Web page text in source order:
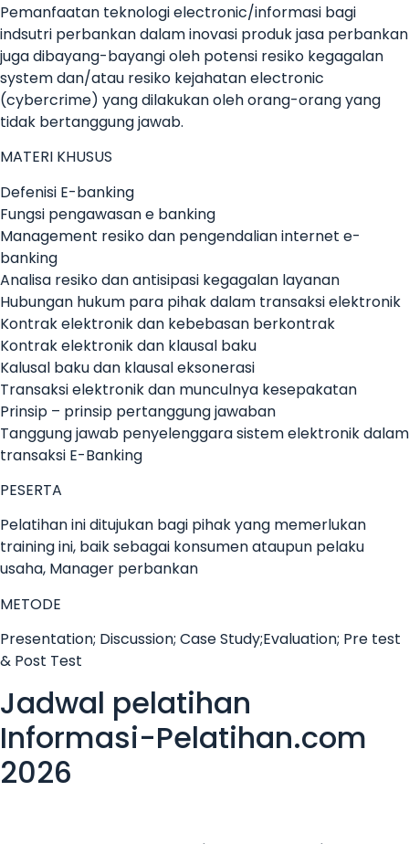
Pemanfaatan teknologi electronic/informasi bagi
indsutri perbankan dalam inovasi produk jasa perbankan
juga dibayang-bayangi oleh potensi resiko kegagalan
system dan/atau resiko kejahatan electronic
(cybercrime) yang dilakukan oleh orang-orang yang
tidak bertanggung jawab.
MATERI KHUSUS
Defenisi E-banking
Fungsi pengawasan e banking
Management resiko dan pengendalian internet e-
banking
Analisa resiko dan antisipasi kegagalan layanan
Hubungan hukum para pihak dalam transaksi elektronik
Kontrak elektronik dan kebebasan berkontrak
Kontrak elektronik dan klausal baku
Kalusal baku dan klausal eksonerasi
Transaksi elektronik dan munculnya kesepakatan
Prinsip – prinsip pertanggung jawaban
Tanggung jawab penyelenggara sistem elektronik dalam
transaksi E-Banking
PESERTA
Pelatihan ini ditujukan bagi pihak yang memerlukan
training ini, baik sebagai konsumen ataupun pelaku
usaha, Manager perbankan
METODE
Presentation; Discussion; Case Study;Evaluation; Pre test
& Post Test
Jadwal pelatihan
Informasi-Pelatihan.com
2026